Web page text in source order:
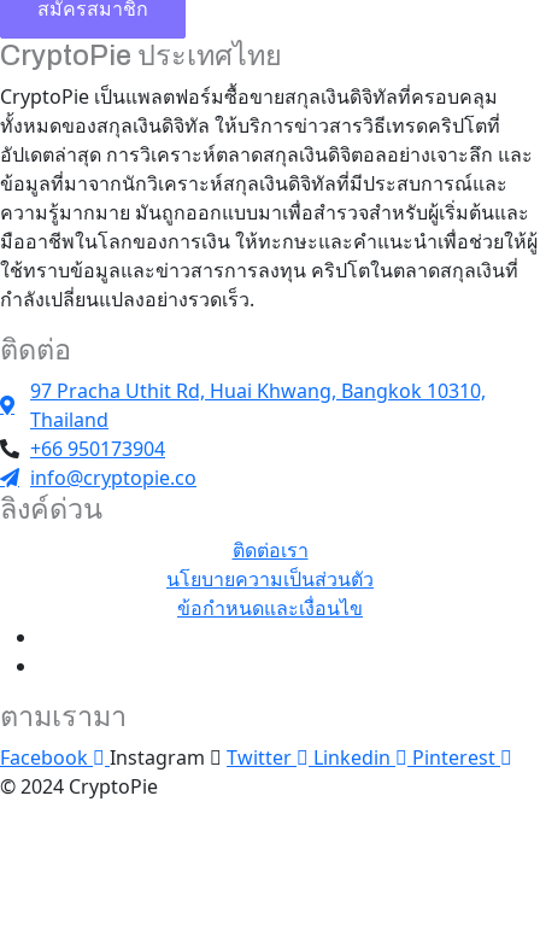
CryptoPie ประเทศไทย
CryptoPie เป็นแพลตฟอร์มซื้อขายสกุลเงินดิจิทัลที่ครอบคลุม
ทั้งหมดของสกุลเงินดิจิทัล ให้บริการข่าวสารวิธีเทรดคริปโตที่
อัปเดตล่าสุด การวิเคราะห์ตลาดสกุลเงินดิจิตอลอย่างเจาะลึก และ
ข้อมูลที่มาจากนักวิเคราะห์สกุลเงินดิจิทัลที่มีประสบการณ์และ
ความรู้มากมาย มันถูกออกแบบมาเพื่อสำรวจสำหรับผู้เริ่มต้นและ
มืออาชีพในโลกของการเงิน ให้ทะกษะและคำแนะนำเพื่อช่วยให้ผู้
ใช้ทราบข้อมูลและข่าวสารการลงทุน คริปโตในตลาดสกุลเงินที่
กำลังเปลี่ยนแปลงอย่างรวดเร็ว.
ติดต่อ
97 Pracha Uthit Rd, Huai Khwang, Bangkok 10310,
Thailand
+66 950173904
info@cryptopie.co
ลิงค์ด่วน
ติดต่อเรา
นโยบายความเป็นส่วนตัว
ข้อกำหนดและเงื่อนไข
ตามเรามา
Facebook Instagram Twitter Linkedin
Pinterest
© 2024 CryptoPie